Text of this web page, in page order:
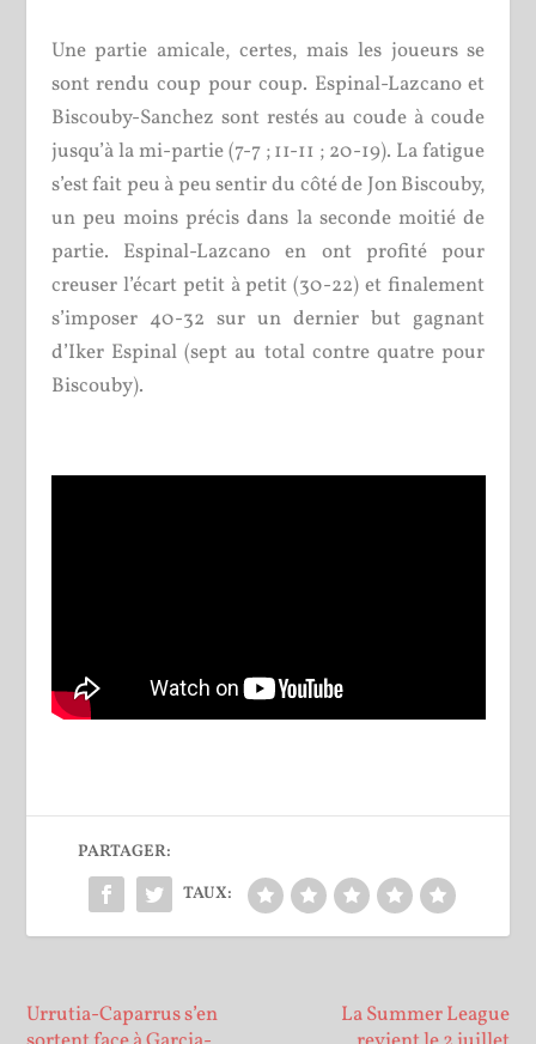
Une partie amicale, certes, mais les joueurs se
sont rendu coup pour coup. Espinal-Lazcano et
Biscouby-Sanchez sont restés au coude à coude
jusqu’à la mi-partie (7-7 ; 11-11 ; 20-19). La fatigue
s’est fait peu à peu sentir du côté de Jon Biscouby,
un peu moins précis dans la seconde moitié de
partie. Espinal-Lazcano en ont profité pour
creuser l’écart petit à petit (30-22) et finalement
s’imposer 40-32 sur un dernier but gagnant
d’Iker Espinal (sept au total contre quatre pour
Biscouby).
PARTAGER:
TAUX:
Urrutia-Caparrus s’en
La Summer League